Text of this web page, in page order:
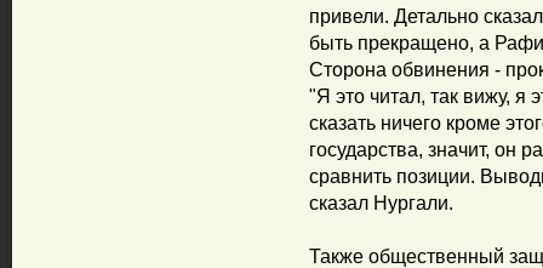
привели. Детально
быть прекращено, а
Сторона обвинения -
"Я это читал, так вижу, я
сказать ничего кроме
государства, значит, он
сравнить позиции.
сказал Нургали.
Также общественный